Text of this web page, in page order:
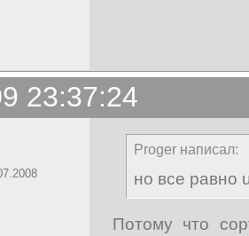
23:37:24
Proger написал:
но все равно
Потому что